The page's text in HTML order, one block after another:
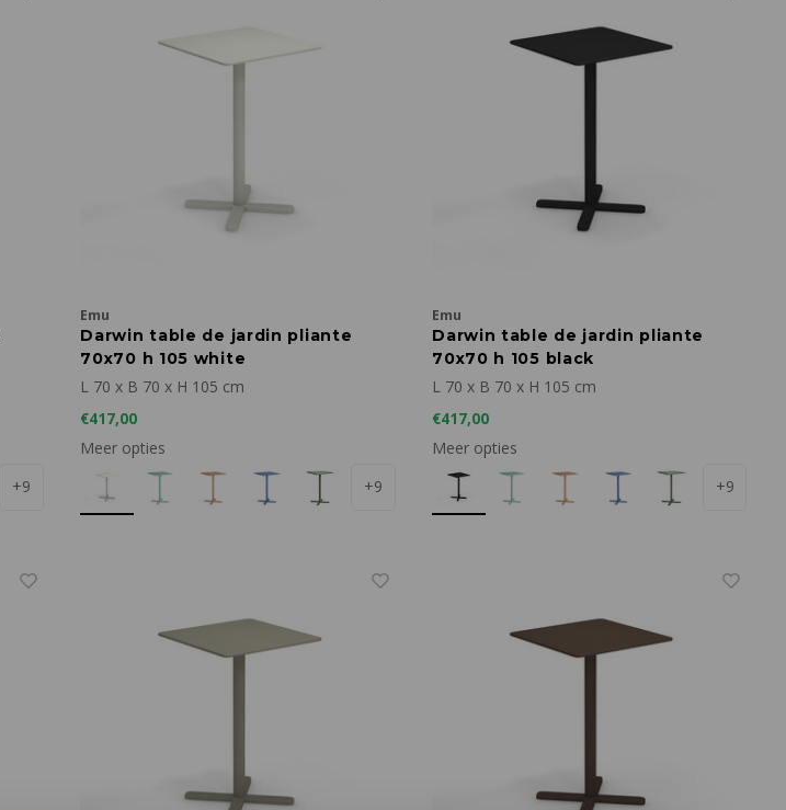
+9
Emu
Darwin table de jardin pliante
70x70 h 105 white
L 70 x B 70 x H 105 cm
€417,00
Meer opties
+9
Emu
Darwin table de jardin pliante
70x70 h 105 black
L 70 x B 70 x H 105 cm
€417,00
Meer opties
+9